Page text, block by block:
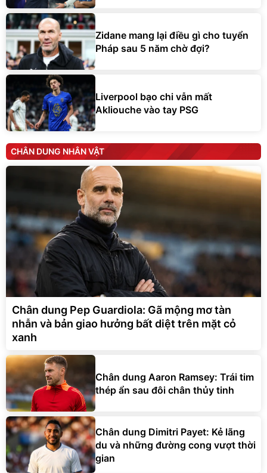
Zidane mang lại điều gì cho tuyển
Pháp sau 5 năm chờ đợi?
Liverpool bạo chi vẫn mất
Akliouche vào tay PSG
CHÂN DUNG NHÂN VẬT
Chân dung Pep Guardiola: Gã mộng mơ tàn
nhẫn và bản giao hưởng bất diệt trên mặt cỏ
xanh
Chân dung Aaron Ramsey: Trái tim
thép ẩn sau đôi chân thủy tinh
Chân dung Dimitri Payet: Kẻ lãng
du và những đường cong vượt thời
gian